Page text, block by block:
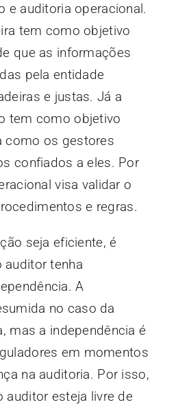
e auditoria operacional.
tem como objetivo
que as informações
pela entidade
e justas. Já a
tem como objetivo
como os gestores
confiados a eles. Por
visa validar o
e regras.
seja eficiente, é
auditor tenha
A
no caso da
mas a independência é
em momentos
na auditoria. Por isso,
auditor esteja livre de